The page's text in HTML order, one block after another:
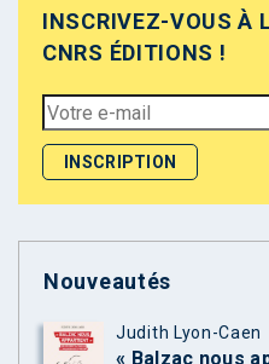
INSCRIVEZ-VOUS À
CNRS ÉDITIONS !
Nouveautés
Judith Lyon-Caen
« Balzac nous